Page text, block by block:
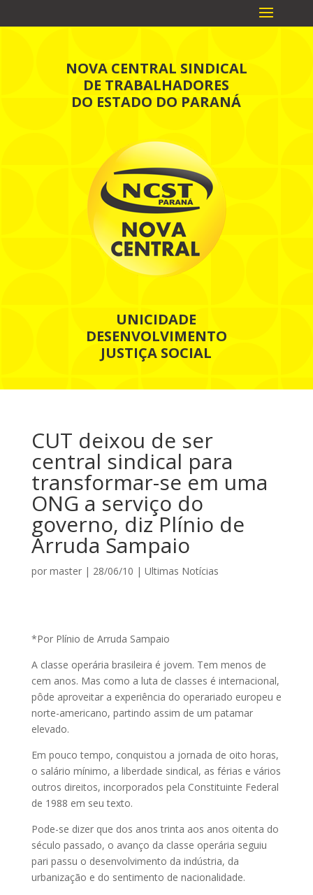
NOVA CENTRAL SINDICAL
DE TRABALHADORES
DO ESTADO DO PARANÁ
UNICIDADE
DESENVOLVIMENTO
JUSTIÇA SOCIAL
CUT deixou de ser
central sindical para
transformar-se em uma
ONG a serviço do
governo, diz Plínio de
Arruda Sampaio
por master| 28/06/10 | Ultimas Notícias
*Por Plínio de Arruda Sampaio
A classe operária brasileira é jovem. Tem menos de
cem anos. Mas como a luta de classes é internacional,
pôde aproveitar a experiência do operariado europeu e
norte-americano, partindo assim de um patamar
elevado.
Em pouco tempo, conquistou a jornada de oito horas,
o salário mínimo, a liberdade sindical, as férias e vários
outros direitos, incorporados pela Constituinte Federal
de 1988 em seu texto.
Pode-se dizer que dos anos trinta aos anos oitenta do
século passado, o avanço da classe operária seguiu
pari passu o desenvolvimento da indústria, da
urbanização e do sentimento de nacionalidade.